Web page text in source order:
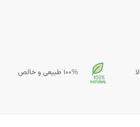
100% طبیعی و خالص